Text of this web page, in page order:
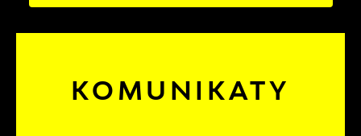
KOMUNIKATY